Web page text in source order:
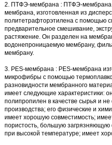
2. ПТФЭ-мембрана : ПТФЭ-мембрана
мембрана, изготовленная из
политетрафторэтилена с помощью
предварительное смешивание,
растяжение. Он разделен на
водонепроницаемую мембрану,
мембрану.
3. PES-мембрана : PES-мембрана
микрофибры с помощью
разновидности мембранного
имеет следующие характеристики:
полипропилен в качестве сырья и
производства; его физические и
имеет хорошую совместимость;
пористость, большую
при высокой температуре; имеет